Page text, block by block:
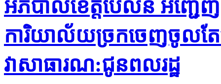
អភិបាល​ខេត្តប៉ៃ​លិន អញ្ជើ
ការិយា​ល័យច្រក​ចេញចូលតែ
វាសាធា​រណ:ជូនព​លរដ្ឋ